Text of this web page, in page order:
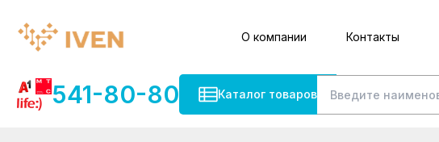
О компании Контакты
541-80-80 Каталог товаров